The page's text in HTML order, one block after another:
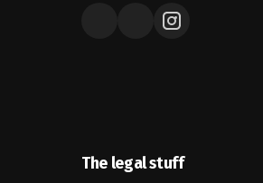
The legal stuff